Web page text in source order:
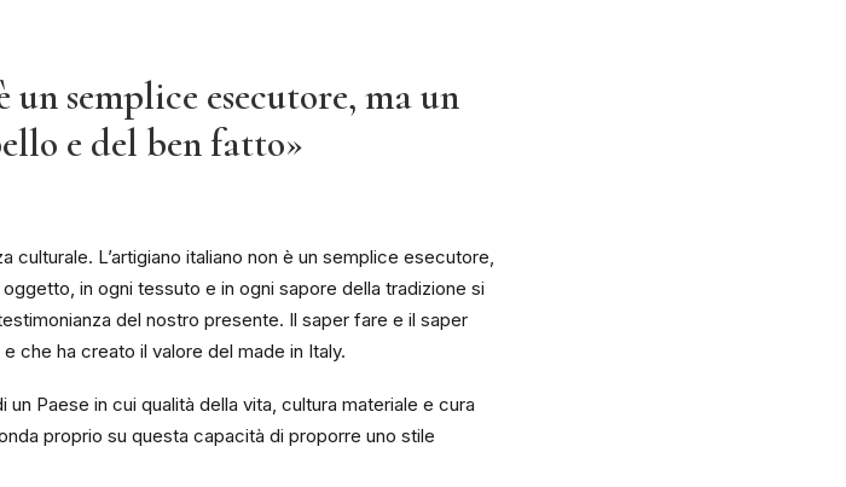
semplice esecutore, ma un
e del ben fatto»
culturale. L’artigiano italiano non è un semplice esecutore,
in ogni tessuto e in ogni sapore della tradizione si
del nostro presente. Il saper fare e il saper
che ha creato il valore del made in Italy.
Paese in cui qualità della vita, cultura materiale e cura
proprio su questa capacità di proporre uno stile